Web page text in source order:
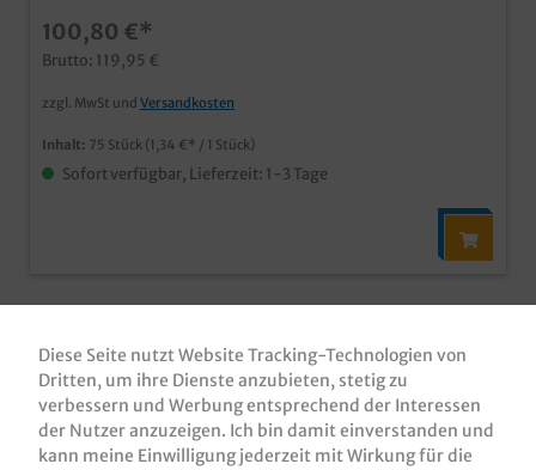
100,80 €*
Brutto: 119,95 €
zzgl. MwSt und Versandkosten
Inhalt: 75 Stück (1,34 €* / 1 Stück)
Sofort verfügbar, Lieferzeit: 1-3 Tage
Diese Seite nutzt Website Tracking-Technologien von
Dritten, um ihre Dienste anzubieten, stetig zu
verbessern und Werbung entsprechend der Interessen
der Nutzer anzuzeigen. Ich bin damit einverstanden und
kann meine Einwilligung jederzeit mit Wirkung für die